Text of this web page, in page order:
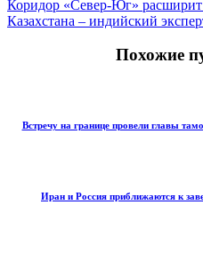
Коридор «Север-Юг»
Казахстана – индийский
Похожие
Встречу на границе провели главы
Иран и Россия приближаются к